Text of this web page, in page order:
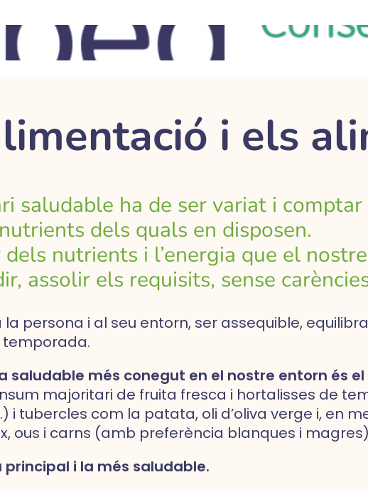
i els
saludable ha de ser variat i
dels quals en disposen.
dels nutrients i l’energia que el
assolir els requisits, sense
persona i al seu entorn, ser assequible,
temporada.
saludable més conegut en el nostre entorn és
majoritari de fruita fresca i hortalisses de
i tubercles com la patata, oli d’oliva verge i, en
ous i carns (amb preferència blanques i
principal i la més saludable.